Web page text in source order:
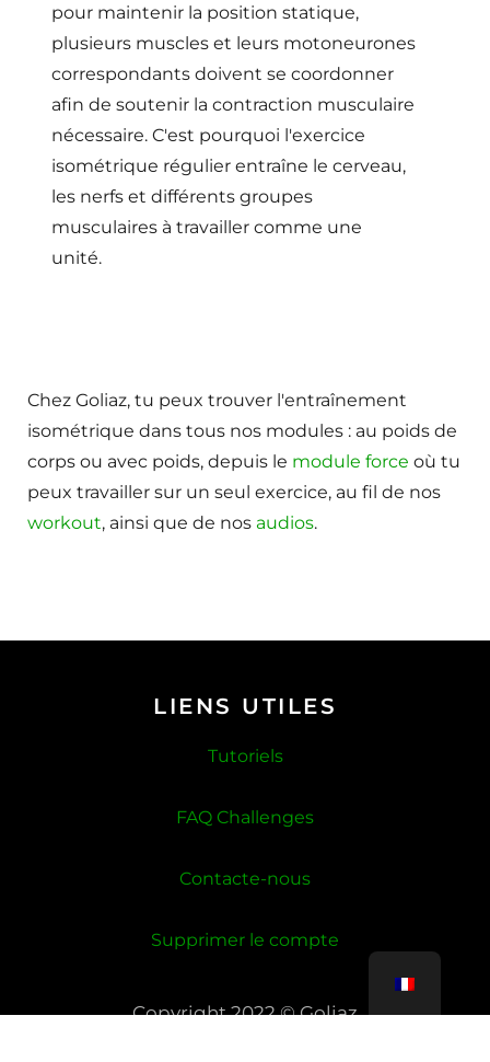
pour maintenir la position statique,
plusieurs muscles et leurs motoneurones
correspondants doivent se coordonner
afin de soutenir la contraction musculaire
nécessaire. C'est pourquoi l'exercice
isométrique régulier entraîne le cerveau,
les nerfs et différents groupes
musculaires à travailler comme une
unité.
Chez Goliaz, tu peux trouver l'entraînement
isométrique dans tous nos modules : au poids de
corps ou avec poids, depuis le module force où tu
peux travailler sur un seul exercice, au fil de nos
workout, ainsi que de nos audios.
LIENS UTILES
Tutoriels
FAQ Challenges
Contacte-nous
Supprimer le compte
Copyright 2022 © Goliaz